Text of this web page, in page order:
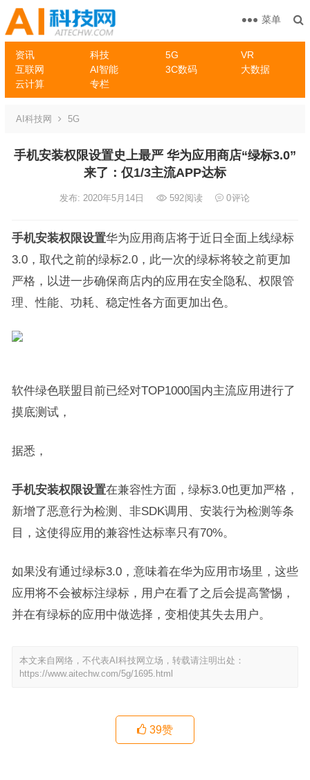
资讯 科技 5G
VR
互联网
AI智能 3C数码
大数据
云计算
专栏
菜单
AI科技网 5G
手机安装权限设置史上最严 华为应用商店“绿标3.0”
来了：仅1/3主流APP达标
发布: 2020年5月14日 592阅读 0评论
手机安装权限设置华为应用商店将于近日全面上线绿标
3.0，取代之前的绿标2.0，此一次的绿标将较之前更加
严格，以进一步确保商店内的应用在安全隐私、权限管
理、性能、功耗、稳定性各方面更加出色。
软件绿色联盟目前已经对TOP1000国内主流应用进行了
摸底测试，
据悉，
手机安装权限设置在兼容性方面，绿标3.0也更加严格，
新增了恶意行为检测、非SDK调用、安装行为检测等条
目，这使得应用的兼容性达标率只有70%。
如果没有通过绿标3.0，意味着在华为应用市场里，这些
应用将不会被标注绿标，用户在看了之后会提高警惕，
并在有绿标的应用中做选择，变相使其失去用户。
本文来自网络，不代表AI科技网立场，转载请注明出处：
https://www.aitechw.com/5g/1695.html
39赞